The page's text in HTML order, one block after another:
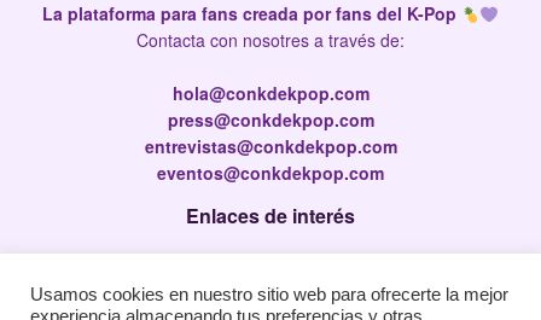
La plataforma para fans creada por fans del K-Pop
Contacta con nosotres a través de:
hola@conkdekpop.com
press@conkdekpop.com
entrevistas@conkdekpop.com
eventos@conkdekpop.com
Enlaces de interés
Política de privacidad
Usamos cookies en nuestro sitio web para ofrecerte la mejor